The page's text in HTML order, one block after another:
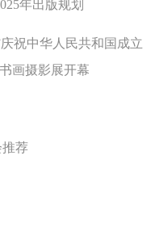
年出版规划
祝中华人民共和国成立
画摄影展开幕
荐